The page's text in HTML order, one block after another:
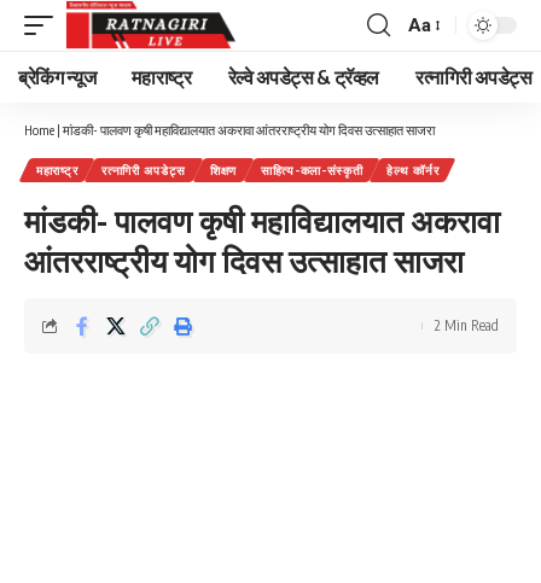
Font
Resizer
Aa
ब्रेकिंग न्यूज महाराष्ट्र रेल्वे अपडेट्स & ट्रॅव्हल रत्नागिरी अपडेट्स
Home | मांडकी- पालवण कृषी महाविद्यालयात अकरावा आंतरराष्ट्रीय योग दिवस उत्साहात साजरा
महाराष्ट्र रत्नागिरी अपडेट्स शिक्षण साहित्य-कला-संस्कृती हेल्थ कॉर्नर
मांडकी- पालवण कृषी महाविद्यालयात अकरावा
आंतरराष्ट्रीय योग दिवस उत्साहात साजरा
2 Min Read